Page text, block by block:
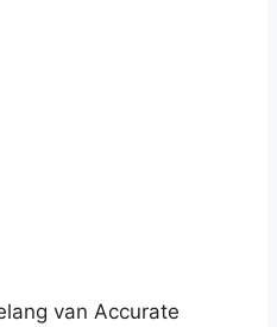
van Accurate